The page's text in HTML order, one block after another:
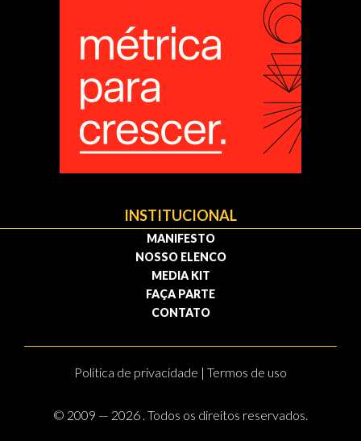
INSTITUCIONAL
MANIFESTO
NOSSO ELENCO
MEDIA KIT
FAÇA PARTE
CONTATO
Política de privacidade | Termos de uso
© 2009 — 2026 . Todos os direitos reservados.